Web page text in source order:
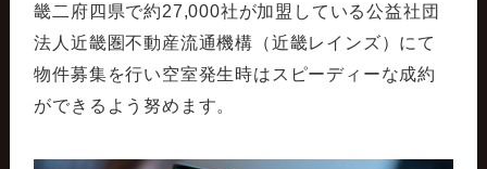
畿二府四県で約27,000社が加盟している公益社団
法人近畿圏不動産流通機構（近畿レインズ）にて
物件募集を行い空室発生時はスピーディーな成約
ができるよう努めます。